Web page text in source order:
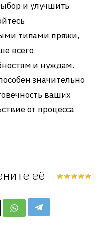
и улучшить
типами пряжи,
всего
и нуждам.
значительно
ваших
от процесса
её